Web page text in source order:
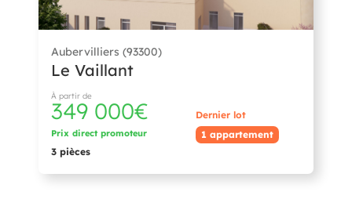
Aubervilliers (93300)
Le Vaillant
À partir de
349 000€
Prix direct promoteur
3 pièces
Dernier lot
1 appartement